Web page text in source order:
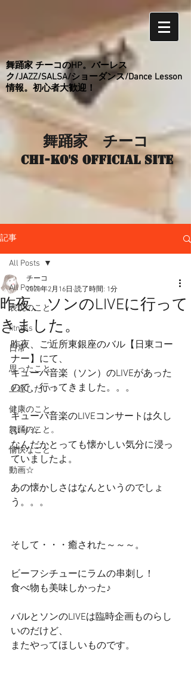
舞踊家 チーコのHP。バーレス
ク/JAZZ/SALSA/ショーダンス/Dance Lesson
情報。初心者大歓迎！
舞踊家 チーコ
Chi-ko's Official site
記事
All Posts
表現のこと
fitness
日常
思ったこと
上達したい！
健康のこと。
舞踊のこと。
愉快なこと
動画☆
All Posts
昨夜、ソンのLIVEに行って
きました。
チーコ
2020年2月16日 読了時間: 1分
昨夜、ご近所東銀座のバル【日東コー
ナー】にて、
キューバ音楽（ソン）のLIVEがあった
ので、行ってきました。。。
キューバ音楽のLIVEコンサートは久し
ぶり☆
なんだかとっても懐かしい気分に浸っ
ていましたよ。
あの懐かしさはなんというのでしょ
う。。。
そして・・・癒された～～～。
ビーフシチューにラムの串刺し！
食べ物も美味しかった♪
バルとソンのLIVEは臨時企画ものらし
いのだけど、
またやってほしいものです。